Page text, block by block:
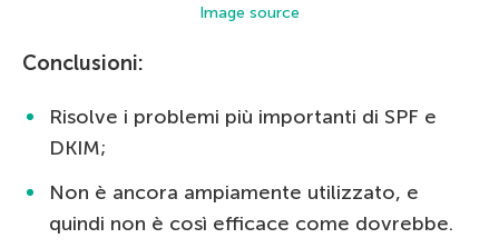
Image source
Conclusioni:
Risolve i problemi più importanti di SPF e
DKIM;
Non è ancora ampiamente utilizzato, e
quindi non è così efficace come dovrebbe.